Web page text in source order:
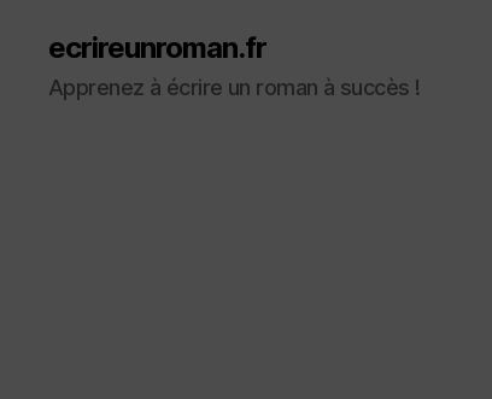
ecrireunroman.fr
Apprenez à écrire un roman à succès !